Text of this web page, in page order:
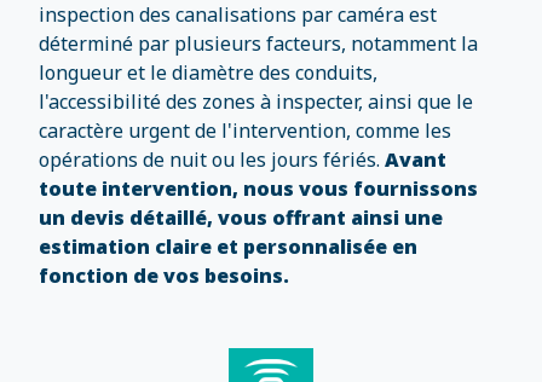
inspection des canalisations par caméra est
déterminé par plusieurs facteurs, notamment la
longueur et le diamètre des conduits,
l'accessibilité des zones à inspecter, ainsi que le
caractère urgent de l'intervention, comme les
opérations de nuit ou les jours fériés. Avant
toute intervention, nous vous fournissons
un devis détaillé, vous offrant ainsi une
estimation claire et personnalisée en
fonction de vos besoins.